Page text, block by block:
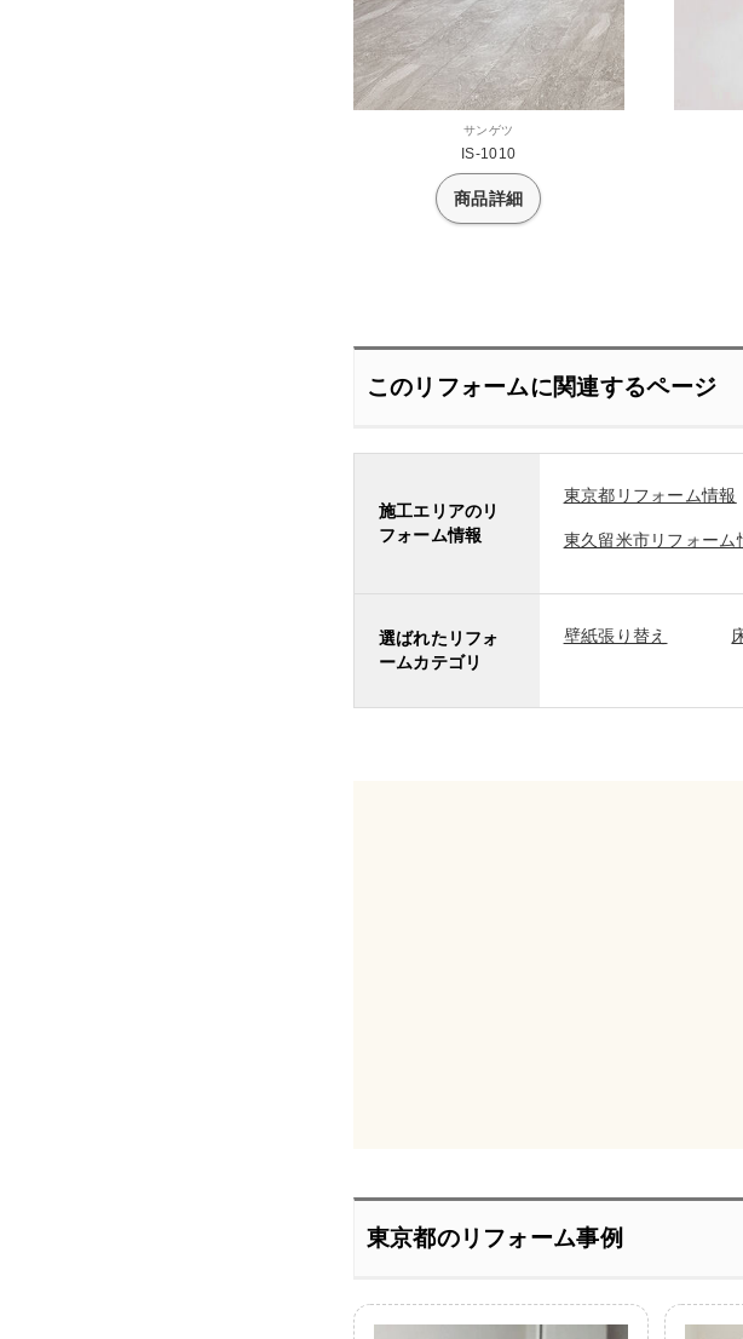
サンゲツ
IS-1010
商品詳細
このリフォームに関連するページ
施工エリアのリ
フォーム情報
東京都リフォーム情報
東久留米市リフォーム
選ばれたリフォ
ームカテゴリ
壁紙張り替え
東京都のリフォーム事例